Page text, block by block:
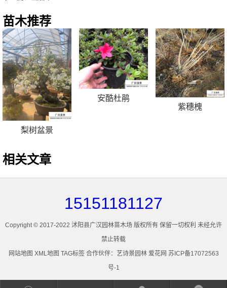
苗木推荐
梨树盆景
安酷杜鹃
紫穗槐
相关文章
15151181127
Copyright © 2017-2022 沭阳县广汉园林苗木场 版权所有 保留一切权利 未经允许
禁止转载
网站地图 XML地图 TAG标签合作伙伴： 艺诗景园林 爱花网 苏ICP备17072563
号-1